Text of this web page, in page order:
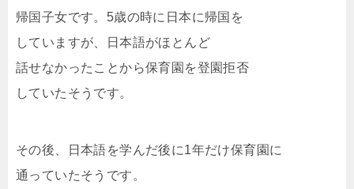
帰国子女です。5歳の時に日本に帰国を
していますが、日本語がほとんど
話せなかったことから保育園を登園拒否
していたそうです。
その後、日本語を学んだ後に1年だけ保育園に
通っていたそうです。